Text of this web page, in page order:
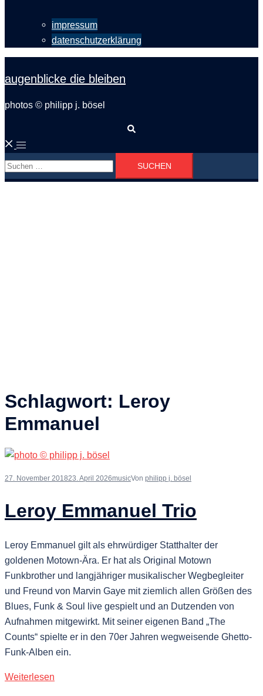
impressum
datenschutzerklärung
augenblicke die bleiben
photos © philipp j. bösel
Menü
umschalten
Suchen
nach:
Schlagwort: Leroy
Emmanuel
27. November 201823. April 2026musicVon philipp j. bösel
Leroy Emmanuel Trio
Leroy Emmanuel gilt als ehrwürdiger Statthalter der
goldenen Motown-Ära. Er hat als Original Motown
Funkbrother und langjähriger musikalischer Wegbegleiter
und Freund von Marvin Gaye mit ziemlich allen Größen des
Blues, Funk & Soul live gespielt und an Dutzenden von
Aufnahmen mitgewirkt. Mit seiner eigenen Band „The
Counts“ spielte er in den 70er Jahren wegweisende Ghetto-
Funk-Alben ein.
Weiterlesen